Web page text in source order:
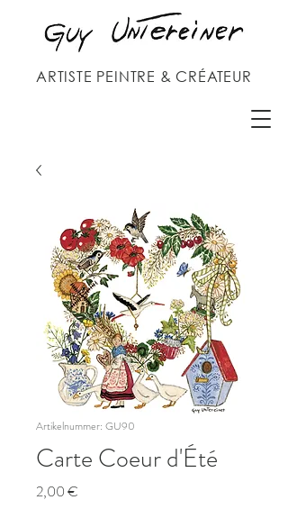
ARTISTE PEINTRE & CRÉATEUR
Artikelnummer: GU90
Carte Coeur d'Été
2,00 €